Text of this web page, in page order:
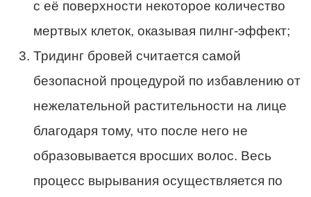
с её поверхности некоторое количество
мертвых клеток, оказывая пилнг-эффект;
Тридинг бровей считается самой
безопасной процедурой по избавлению от
нежелательной растительности на лице
благодаря тому, что после него не
образовывается вросших волос. Весь
процесс вырывания осуществляется по